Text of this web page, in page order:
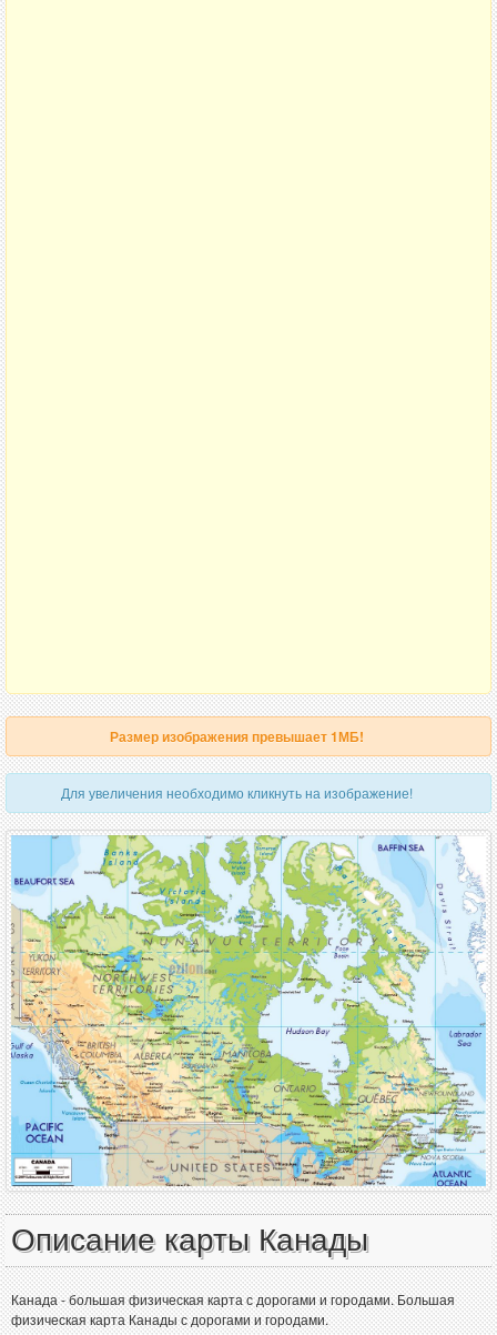
Размер изображения превышает 1МБ!
Для увеличения необходимо кликнуть на изображение!
Описание карты Канады
Канада - большая физическая карта с дорогами и городами. Большая
физическая карта Канады с дорогами и городами.